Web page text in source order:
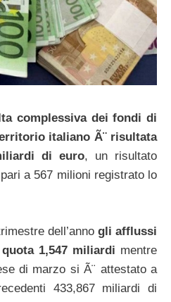
complessiva dei fondi di
italiano Ã¨ risultata
di euro, un risultato
a 567 milioni registrato lo
dell’anno gli afflussi
1,547 miliardi mentre
di marzo si Ã¨ attestato a
433,867 miliardi di